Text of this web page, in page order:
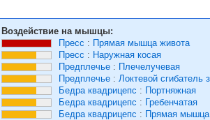
Воздействие на мышцы:
Пресс : Прямая мышца живота
Пресс : Наружная косая
Предплечье : Плечелучевая
Предплечье : Локтевой сгибатель
Бедра квадрицепс : Портняжная
Бедра квадрицепс : Гребенчатая
Бедра квадрицепс : Прямая мышца